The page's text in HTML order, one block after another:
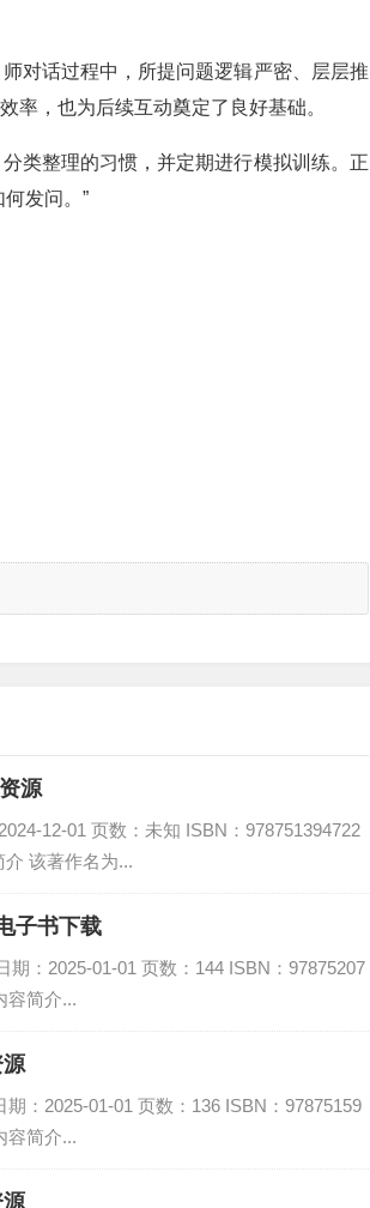
对话过程中，所提问题逻辑严密、层层推
率，也为后续互动奠定了良好基础。
类整理的习惯，并定期进行模拟训练。正
发问。”
源
12-01 页数：未知 ISBN：978751394722
该著作名为...
子书下载
：2025-01-01 页数：144 ISBN：97875207
容简介...
：2025-01-01 页数：136 ISBN：97875159
容简介...